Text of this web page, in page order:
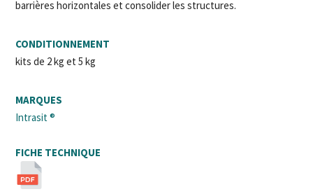
barrières horizontales et consolider les structures.
CONDITIONNEMENT
kits de 2 kg et 5 kg
MARQUES
Intrasit ®
FICHE TECHNIQUE